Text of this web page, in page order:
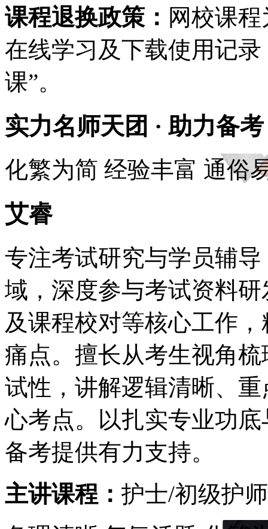
课程退换政策： 网校课
在线学习及下载使用记
课”。
实力名师天团 · 助力备考
化繁为简 经验丰富 通俗
艾睿
专注考试研究与学员辅
域，深度参与考试资料
及课程校对等核心工作
痛点。擅长从考生视角
试性，讲解逻辑清晰、
心考点。以扎实专业功
备考提供有力支持。
主讲课程： 护士/初级护师